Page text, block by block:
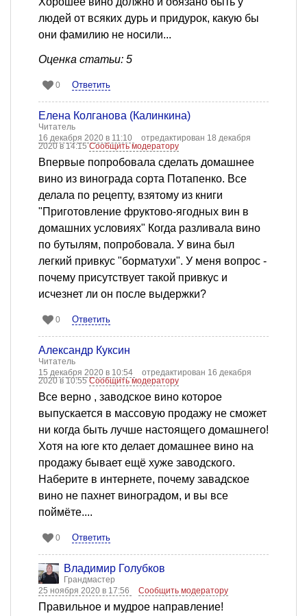
людей от всяких дурь и придурок, какую бы
они фамилию не носили...
Оценка статьи: 5
0 Ответить
Елена Колганова (Калинкина)
Читатель
16 декабря 2020 в 11:10
отредактирован 18 декабря
2020 в 14:15Сообщить модератору
Впервые попробовала сделать домашнее
вино из винограда сорта Потапенко. Все
делала по рецепту, взятому из книги
"Приготовление фруктово-ягодных вин в
домашних условиях" Когда разливала вино
по бутылям, попробовала. У вина был
легкий привкус "борматухи". У меня вопрос -
почему присутствует такой привкус и
исчезнет ли он после выдержки?
0 Ответить
Александр Куксин
Читатель
15 декабря 2020 в 10:54
отредактирован 16 декабря
2020 в 10:55Сообщить модератору
Все верно , заводское вино которое
выпускается в массовую продажу не сможет
ни когда быть лучше настоящего домашнего!
Хотя на юге кто делает домашнее вино на
продажу бывает ещё хуже заводского.
Наберите в интернете, почему завадское
вино не пахнет виноградом, и вы все
поймёте....
0 Ответить
Владимир Голубков
Грандмастер
25 ноября 2020 в 17:56
Сообщить модератору
Правильное и мудрое направление!